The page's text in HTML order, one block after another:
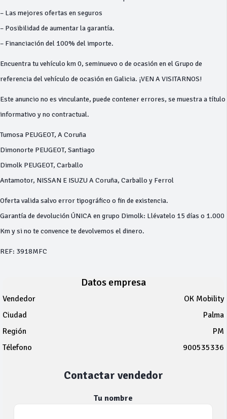
– Las mejores ofertas en seguros
– Posibilidad de aumentar la garantía.
– Financiación del 100% del importe.
Encuentra tu vehículo km 0, seminuevo o de ocasión en el Grupo de
referencia del vehículo de ocasión en Galicia. ¡VEN A VISITARNOS!
Este anuncio no es vinculante, puede contener errores, se muestra a título
informativo y no contractual.
Tumosa PEUGEOT, A Coruña
Dimonorte PEUGEOT, Santiago
Dimolk PEUGEOT, Carballo
Antamotor, NISSAN E ISUZU A Coruña, Carballo y Ferrol
Oferta valida salvo error tipográfico o fin de existencia.
Garantía de devolución ÚNICA en grupo Dimolk: Llévatelo 15 días o 1.000
Km y si no te convence te devolvemos el dinero.
REF: 3918MFC
Datos empresa
Vendedor
OK Mobility
Ciudad
Palma
Región
PM
Télefono
900535336
Contactar vendedor
Tu nombre